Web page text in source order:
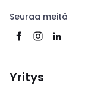
Seuraa meitä
Yritys